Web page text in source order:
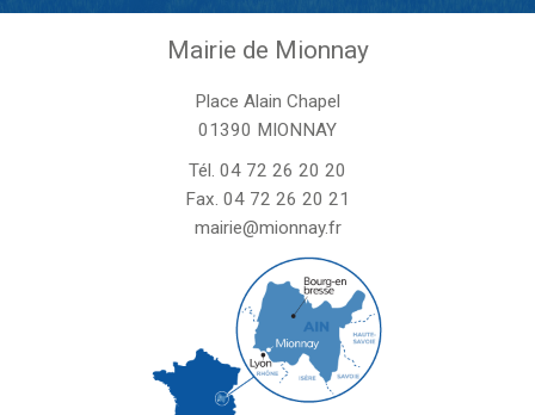
Mairie de Mionnay
Place Alain Chapel
01390 MIONNAY
Tél. 04 72 26 20 20
Fax. 04 72 26 20 21
mairie@mionnay.fr